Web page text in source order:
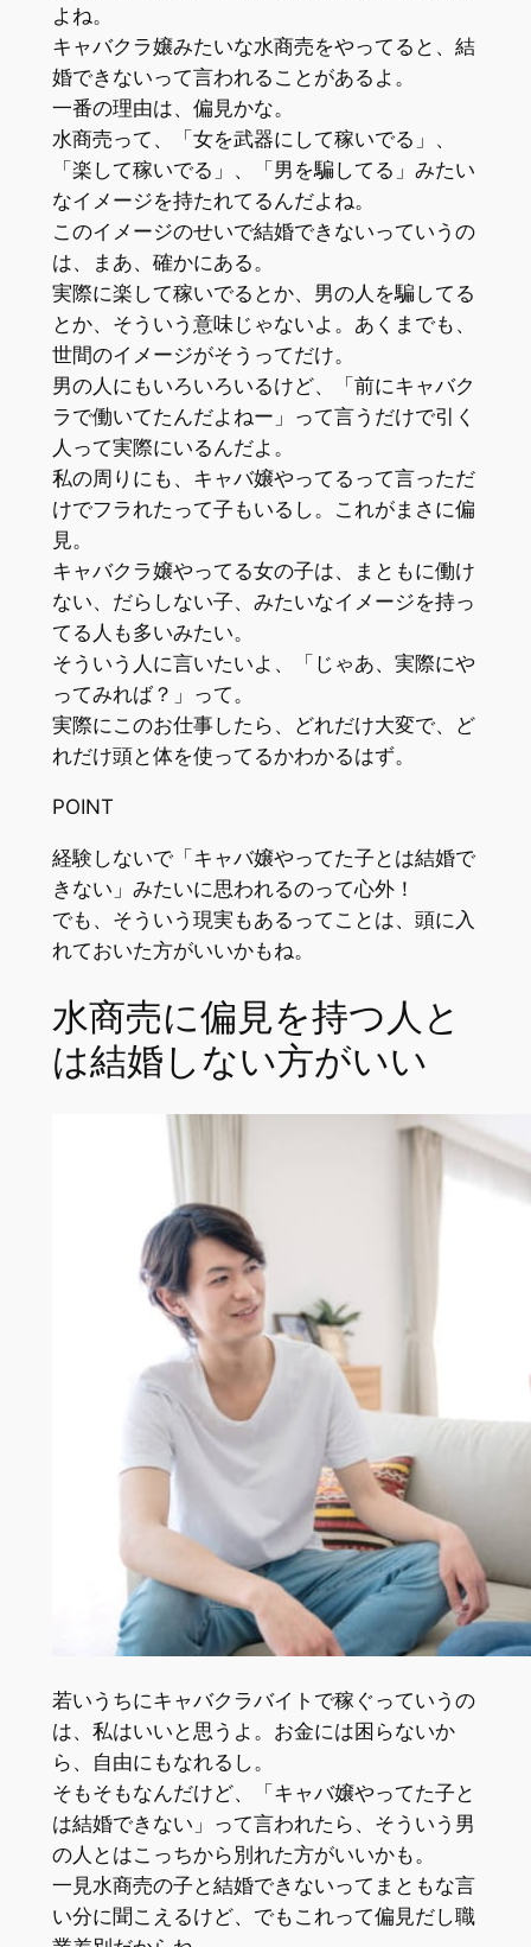
よね。
キャバクラ嬢みたいな水商売をやってると、 結
婚できないって言われることがあるよ。
一番の理由は、偏見かな。
水商売って、「女を武器にして稼いでる」、
「楽して稼いでる」、「男を騙してる」みたい
なイメージを持たれてるんだよね。
このイメージのせいで結婚できないっていうの
は、まあ、確かにある。
実際に楽して稼いでるとか、男の人を騙してる
とか、そういう意味じゃないよ。あくまでも、
世間のイメージがそうってだけ。
男の人にもいろいろいるけど、「前にキャバク
ラで働いてたんだよねー」って言うだけで引く
人って実際にいるんだよ。
私の周りにも、キャバ嬢やってるって言っただ
けでフラれたって子もいるし。これがまさに偏
見。
キャバクラ嬢やってる女の子は、まともに働け
ない、だらしない子、みたいなイメージを持っ
てる人も多いみたい。
そういう人に言いたいよ、「じゃあ、実際にや
ってみれば？」って。
実際にこのお仕事したら、どれだけ大変で、ど
れだけ頭と体を使ってるかわかるはず。
POINT
経験しないで「キャバ嬢やってた子とは結婚で
きない」みたいに思われるのって心外！
でも、そういう現実もあるってことは、頭に入
れておいた方がいいかもね。
水商売に偏見を持つ人と
は結婚しない方がいい
若いうちにキャバクラバイトで稼ぐっていうの
は、私はいいと思うよ。お金には困らないか
ら、自由にもなれるし。
そもそもなんだけど、「キャバ嬢やってた子と
は結婚できない」って言われたら、 そういう男
の人とはこっちから別れた方がいいかも。
一見水商売の子と結婚できないってまともな言
い分に聞こえるけど、でもこれって偏見だし職